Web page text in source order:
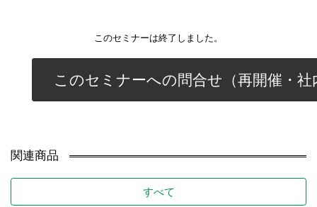
このセミナーは終了しました。
このセミナーへの問合せ（再開催・社
関連商品
すべて